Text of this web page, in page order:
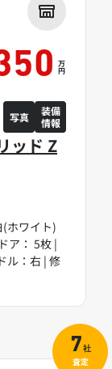
ッド Z
ホワイト)
ア： 5枚 |
ル：右 | 修
万
円
写真
装備
情報
7社
査定